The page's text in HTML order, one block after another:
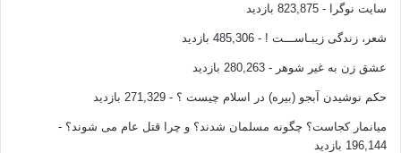
سایت نوگرا - 823,875 بازدید
شعر، زندگی زیبـاســـت ! - 485,306 بازدید
عشق زن به غیر شوهر - 280,263 بازدید
حکم نوشیدن آبجو (بیره) در اسلام چیست ؟ - 271,329 بازدید
میانمار کجاست؟ چگونه مسلمان شدند؟ و چرا قتل عام می شوند؟ -
196,144 بازدید